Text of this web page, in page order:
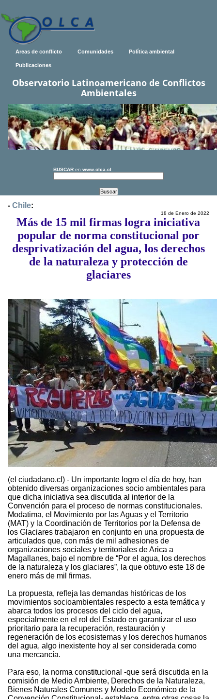
Areas de conflicto Comunidades Política ambiental
Publicaciones
Observatorio Latinoamericano de Conflictos
Ambientales
BUSCAR en www.olca.cl
- Chile:
18 de Enero de 2022
Más de 15 mil firmas logra iniciativa
popular de norma constitucional por
desprivatización del agua, los derechos
de la naturaleza y protección de
glaciares
(el ciudadano.cl) - Un importante logro el día de hoy, han
obtenido diversas organizaciones socio ambientales para
que dicha iniciativa sea discutida al interior de la
Convención para el proceso de normas constitucionales.
Modatima, el Movimiento por las Aguas y el Territorio
(MAT) y la Coordinación de Territorios por la Defensa de
los Glaciares trabajaron en conjunto en una propuesta de
articulados que, con más de mil adhesiones de
organizaciones sociales y territoriales de Arica a
Magallanes, bajo el nombre de “Por el agua, los derechos
de la naturaleza y los glaciares”, la que obtuvo este 18 de
enero más de mil firmas.
La propuesta, refleja las demandas históricas de los
movimientos socioambientales respecto a esta temática y
abarca todos los procesos del ciclo del agua,
especialmente en el rol del Estado en garantizar el uso
prioritario para la recuperación, restauración y
regeneración de los ecosistemas y los derechos humanos
del agua, algo inexistente hoy al ser considerada como
una mercancía.
Para eso, la norma constitucional -que será discutida en la
comisión de Medio Ambiente, Derechos de la Naturaleza,
Bienes Naturales Comunes y Modelo Económico de la